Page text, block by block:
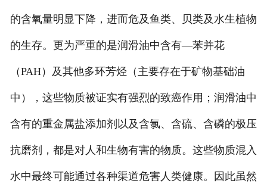
的含氧量明显下降，进而危及鱼类、贝类及水生植物
的生存。更为严重的是润滑油中含有—苯并花
（PAH）及其他多环芳烃（主要存在于矿物基础油
中），这些物质被证实有强烈的致癌作用；润滑油中
含有的重金属盐添加剂以及含氯、含硫、含磷的极压
抗磨剂，都是对人和生物有害的物质。这些物质混入
水中最终可能通过各种渠道危害人类健康。因此虽然